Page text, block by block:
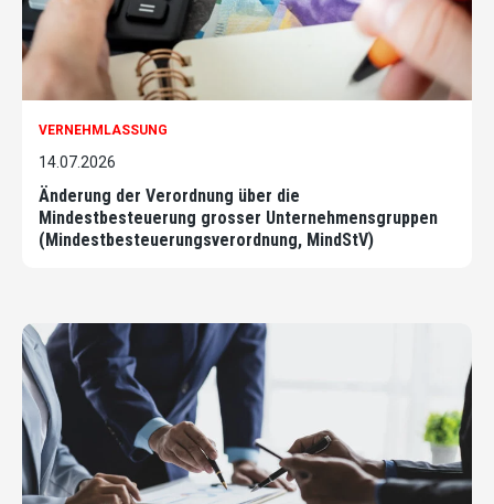
VERNEHMLASSUNG
14.07.2026
Änderung der Verordnung über die
Mindestbesteuerung grosser Unternehmensgruppen
(Mindestbesteuerungsverordnung, MindStV)